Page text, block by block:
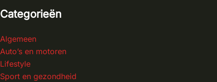
Categorieën
Algemeen
Auto’s en motoren
Lifestyle
Sport en gezondheid